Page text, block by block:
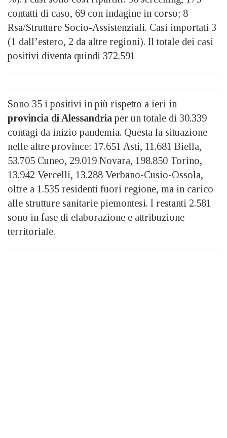
contatti di caso, 69 con indagine in corso; 8
Rsa/Strutture Socio-Assistenziali. Casi importati 3
(1 dall’estero, 2 da altre regioni). Il totale dei casi
positivi diventa quindi 372.591
Sono 35 i positivi in più rispetto a ieri in
provincia di Alessandria per un totale di 30.339
contagi da inizio pandemia. Questa la situazione
nelle altre province: 17.651 Asti, 11.681 Biella,
53.705 Cuneo, 29.019 Novara, 198.850 Torino,
13.942 Vercelli, 13.288 Verbano-Cusio-Ossola,
oltre a 1.535 residenti fuori regione, ma in carico
alle strutture sanitarie piemontesi. I restanti 2.581
sono in fase di elaborazione e attribuzione
territoriale.